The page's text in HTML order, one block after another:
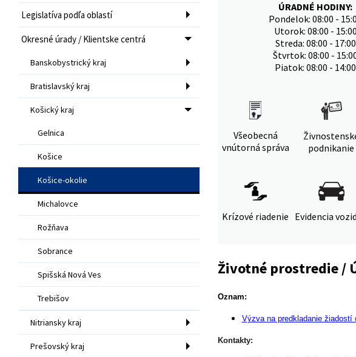
Legislatíva podľa oblastí
Okresné úrady / Klientske centrá
Banskobystrický kraj
Bratislavský kraj
Košický kraj
Gelnica
Košice
Košice-okolie
Michalovce
Rožňava
Sobrance
Spišská Nová Ves
Trebišov
Nitriansky kraj
Prešovský kraj
ÚRADNÉ HODINY:
Pondelok: 08:00 -
Utorok: 08:00 - 15:00
Streda: 08:00 - 17:00
Štvrtok: 08:00 -
Piatok: 08:00 - 14:00
Všeobecná
vnútorná správa
podnikanie
Krízové riadenie Evidencia
Životné prostredie /
Oznam:
Výzva na predkladanie
Kontakty: